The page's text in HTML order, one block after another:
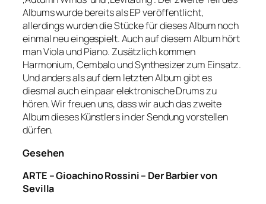
Albums wurde bereits als EP veröffentlicht,
allerdings wurden die Stücke für dieses Album noch
einmal neu eingespielt. Auch auf diesem Album hört
man Viola und Piano. Zusätzlich kommen
Harmonium, Cembalo und Synthesizer zum Einsatz.
Und anders als auf dem letzten Album gibt es
diesmal auch ein paar elektronische Drums zu
hören. Wir freuen uns, dass wir auch das zweite
Album dieses Künstlers in der Sendung vorstellen
dürfen.
Gesehen
ARTE – Gioachino Rossini – Der Barbier von
Sevilla